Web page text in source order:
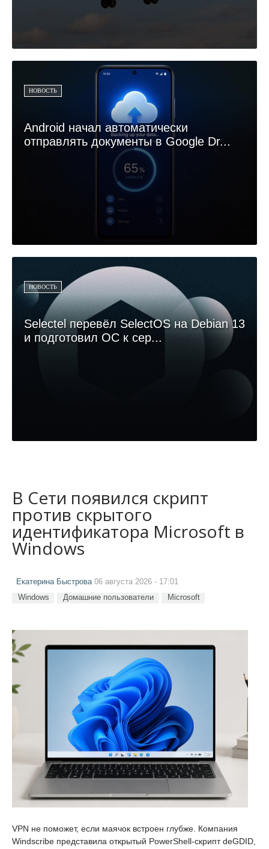
НОВОСТЬ
Android начал автоматически
отправлять документы в Google Dr...
НОВОСТЬ
Selectel перевёл SelectOS на Debian 13
и подготовил ОС к сер...
В Сети появился скрипт
против скрытого
идентификатора Microsoft в
Windows
Екатерина Быстрова06 августа 2026 - 17:01
Windows Домашние пользователи Microsoft
VPN не поможет, если маячок встроен глубже. Компания
Windscribe представила открытый PowerShell-скрипт deGDID,